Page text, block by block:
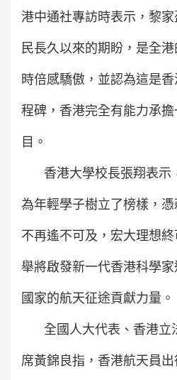
港中通社專訪時表示，黎
民長久以來的期盼，是全
時倍感驕傲，並認為這是
程碑，香港完全有能力承
目。
香港大學校長張翔表
為年輕學子樹立了榜樣，
不再遙不可及，宏大理想
舉將啟發新一代香港科學
國家的航天征途貢獻力量。
全國人大代表、香港
席黃錦良指，香港航天員